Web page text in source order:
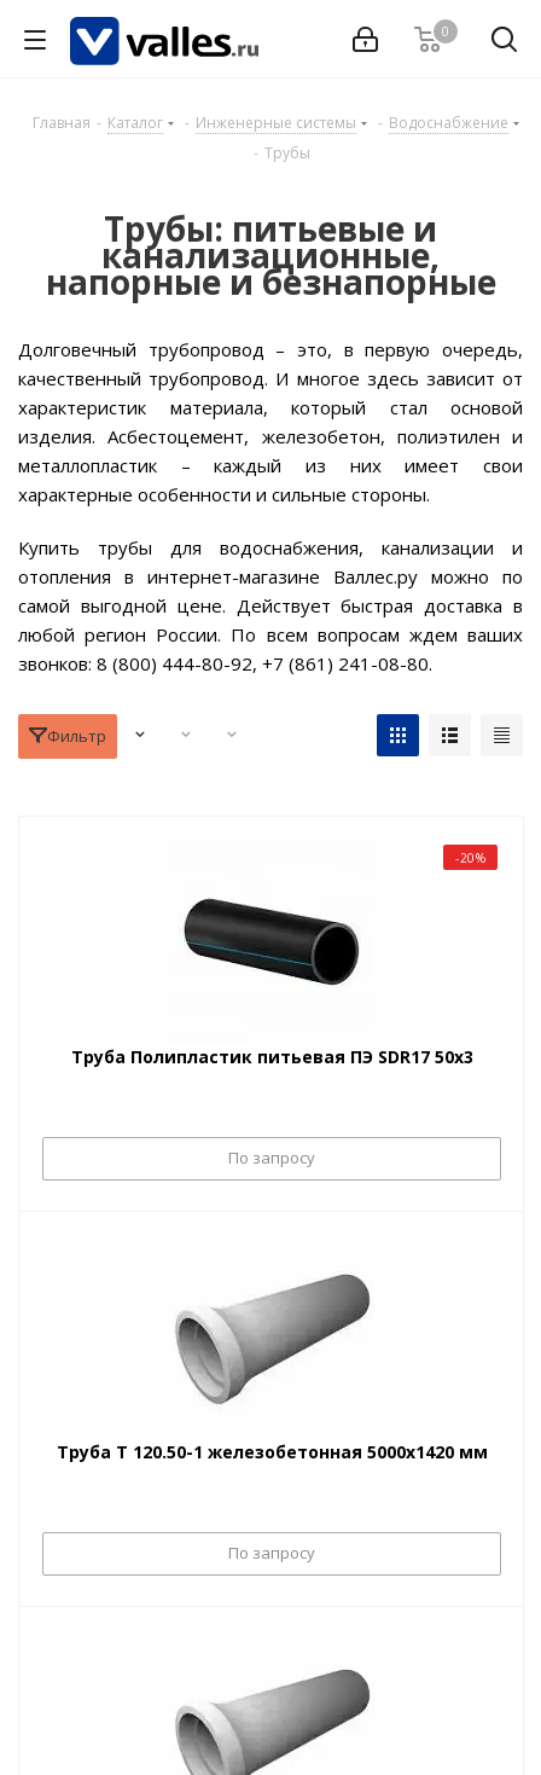
0
Главная - Каталог - Инженерные системы - Водоснабжение
- Трубы
Трубы: питьевые и
канализационные,
напорные и безнапорные
Долговечный трубопровод – это, в первую очередь,
качественный трубопровод. И многое здесь зависит от
характеристик материала, который стал основой
изделия. Асбестоцемент, железобетон, полиэтилен и
металлопластик – каждый из них имеет свои
характерные особенности и сильные стороны.
Купить трубы для водоснабжения, канализации и
отопления в интернет-магазине Валлес.ру можно по
самой выгодной цене. Действует быстрая доставка в
любой регион России. По всем вопросам ждем ваших
звонков: 8 (800) 444-80-92, +7 (861) 241-08-80.
Фильтр
-20%
Труба Полипластик питьевая ПЭ SDR17 50х3
По запросу
Труба Т 120.50-1 железобетонная 5000х1420 мм
По запросу